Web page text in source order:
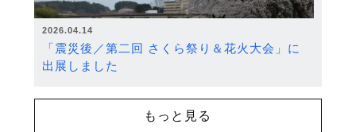
2026.04.14
「震災後／第二回 さくら祭り＆花火大会」に
出展しました
もっと見る